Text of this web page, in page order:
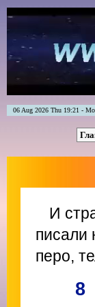
06 Aug 2026 Thu 19:21 -
И
писали
перо,
8